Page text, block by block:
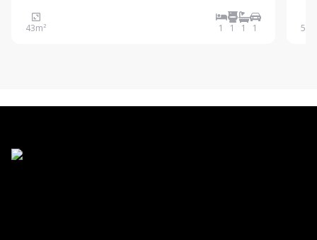
à venda no Condomínio Edifício Conjunto Residencial
Guaianazes, localizado na Rua Juquis, Indianópolis
43m² 1 1 1 1 50